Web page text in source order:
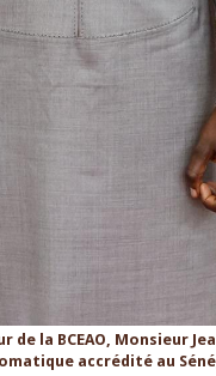
la BCEAO, Monsieur
accrédité au